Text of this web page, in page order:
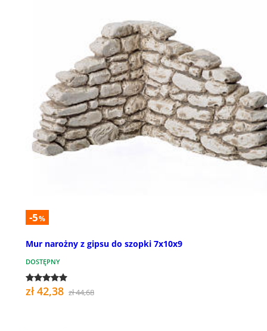
-5%
Mur narożny z gipsu do szopki 7x10x9
DOSTĘPNY
zł 42,38 zł 44,68